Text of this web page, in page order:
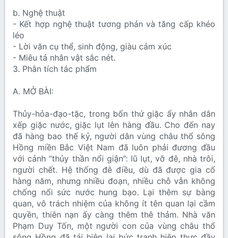
b. Nghệ thuật
- Kết hợp nghệ thuật tương phản và tăng cấp khéo
léo
- Lời văn cụ thể, sinh động, giàu cảm xúc
- Miêu tả nhân vật sắc nét.
3. Phân tích tác phẩm
A. MỞ BÀI:
Thủy-hỏa-đạo-tặc, trong bốn thứ giặc ấy nhân dân
xếp giặc nước, giặc lụt lên hàng đầu. Cho đến nay
đã hàng bao thế kỷ, người dân vùng châu thổ sông
Hồng miền Bắc Việt Nam đã luôn phải đương đầu
với cảnh “thủy thần nổi giận”: lũ lụt, vỡ đê, nhà trôi,
người chết. Hệ thống đê điều, dù đã được gia cố
hàng năm, nhưng nhiều đoạn, nhiều chỗ vẫn không
chống nổi sức nước hung bạo. Lại thêm sự bàng
quan, vô trách nhiệm của không ít tên quan lại cầm
quyền, thiên nạn ấy càng thêm thê thảm. Nhà văn
Phạm Duy Tốn, một người con của vùng châu thổ